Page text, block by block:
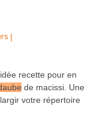
recette pour en
de macissi. Une
votre répertoire